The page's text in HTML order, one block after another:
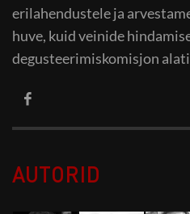
erilahendustele ja
huve, kuid veinide
degusteerimiskomisjon
AUTORID